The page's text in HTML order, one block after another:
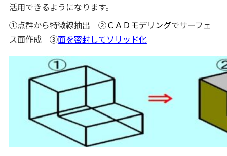
活用できるようになります。
①点群から特徴線抽出 ②ＣＡＤモデリングでサーフェ
ス面作成 ③面を密封してソリッド化